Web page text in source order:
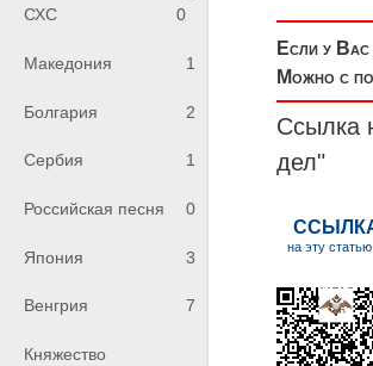
СХС
0
Македония 1
Болгария 2
Сербия 1
Российская песня 0
Япония 3
Венгрия 7
Княжество
Если у Вас
Можно с
Ссылка
дел"